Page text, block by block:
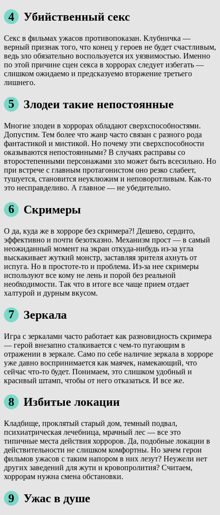
4 Убийственный секс
Секс в фильмах ужасов противопоказан. Клубничка —
верный признак того, что конец у героев не будет счастливым,
ведь зло обязательно воспользуется их уязвимостью. Именно
по этой причине сцен секса в хоррорах следует избегать —
слишком ожидаемо и предсказуемо вторжение третьего
лишнего.
5 Злодеи такие непостоянные
Многие злодеи в хоррорах обладают сверхспособностями.
Допустим. Тем более что жанр часто связан с разного рода
фантастикой и мистикой. Но почему эти сверхспособности
оказываются непостоянными? В случаях расправы со
второстепенными персонажами зло может быть всесильно. Но
при встрече с главным протагонистом оно резко слабеет,
тушуется, становится неуклюжим и неповоротливым. Как-то
это несправделиво. А главное — не убедительно.
6 Скримеры
О да, куда же в хорроре без скримера?! Дешево, сердито,
эффективно и почти безотказно. Механизм прост — в самый
неожиданный момент на экран откуда-нибудь из-за угла
выскакивает жуткий монстр, заставляя зрителя ахнуть от
испуга. Но в простоте-то и проблема. Из-за нее скримеры
используют все кому не лень и порой без реальной
необходимости. Так что в итоге все чаще прием отдает
халтурой и дурным вкусом.
7 Зеркала
Игра с зеркалами часто работает как разновидность скримера
— герой внезапно сталкивается с чем-то пугающим в
отражении в зеркале. Само по себе наличие зеркала в хорроре
уже давно воспринимается как маячек, намекающий, что
сейчас что-то будет. Понимаем, это слишком удобный и
красивый штамп, чтобы от него отказаться. И все же.
8 Избитые локации
Кладбище, проклятый старый дом, темный подвал,
психиатрическая лечебница, мрачный лес — все это
типичные места действия хорроров. Да, подобные локации в
действительности не слишком комфортны. Но зачем герои
фильмов ужасов с таким напором в них лезут? Неужели нет
других заведений для жути и кровопролития? Считаем,
хоррорам нужна смена обстановки.
9 Ужас в душе